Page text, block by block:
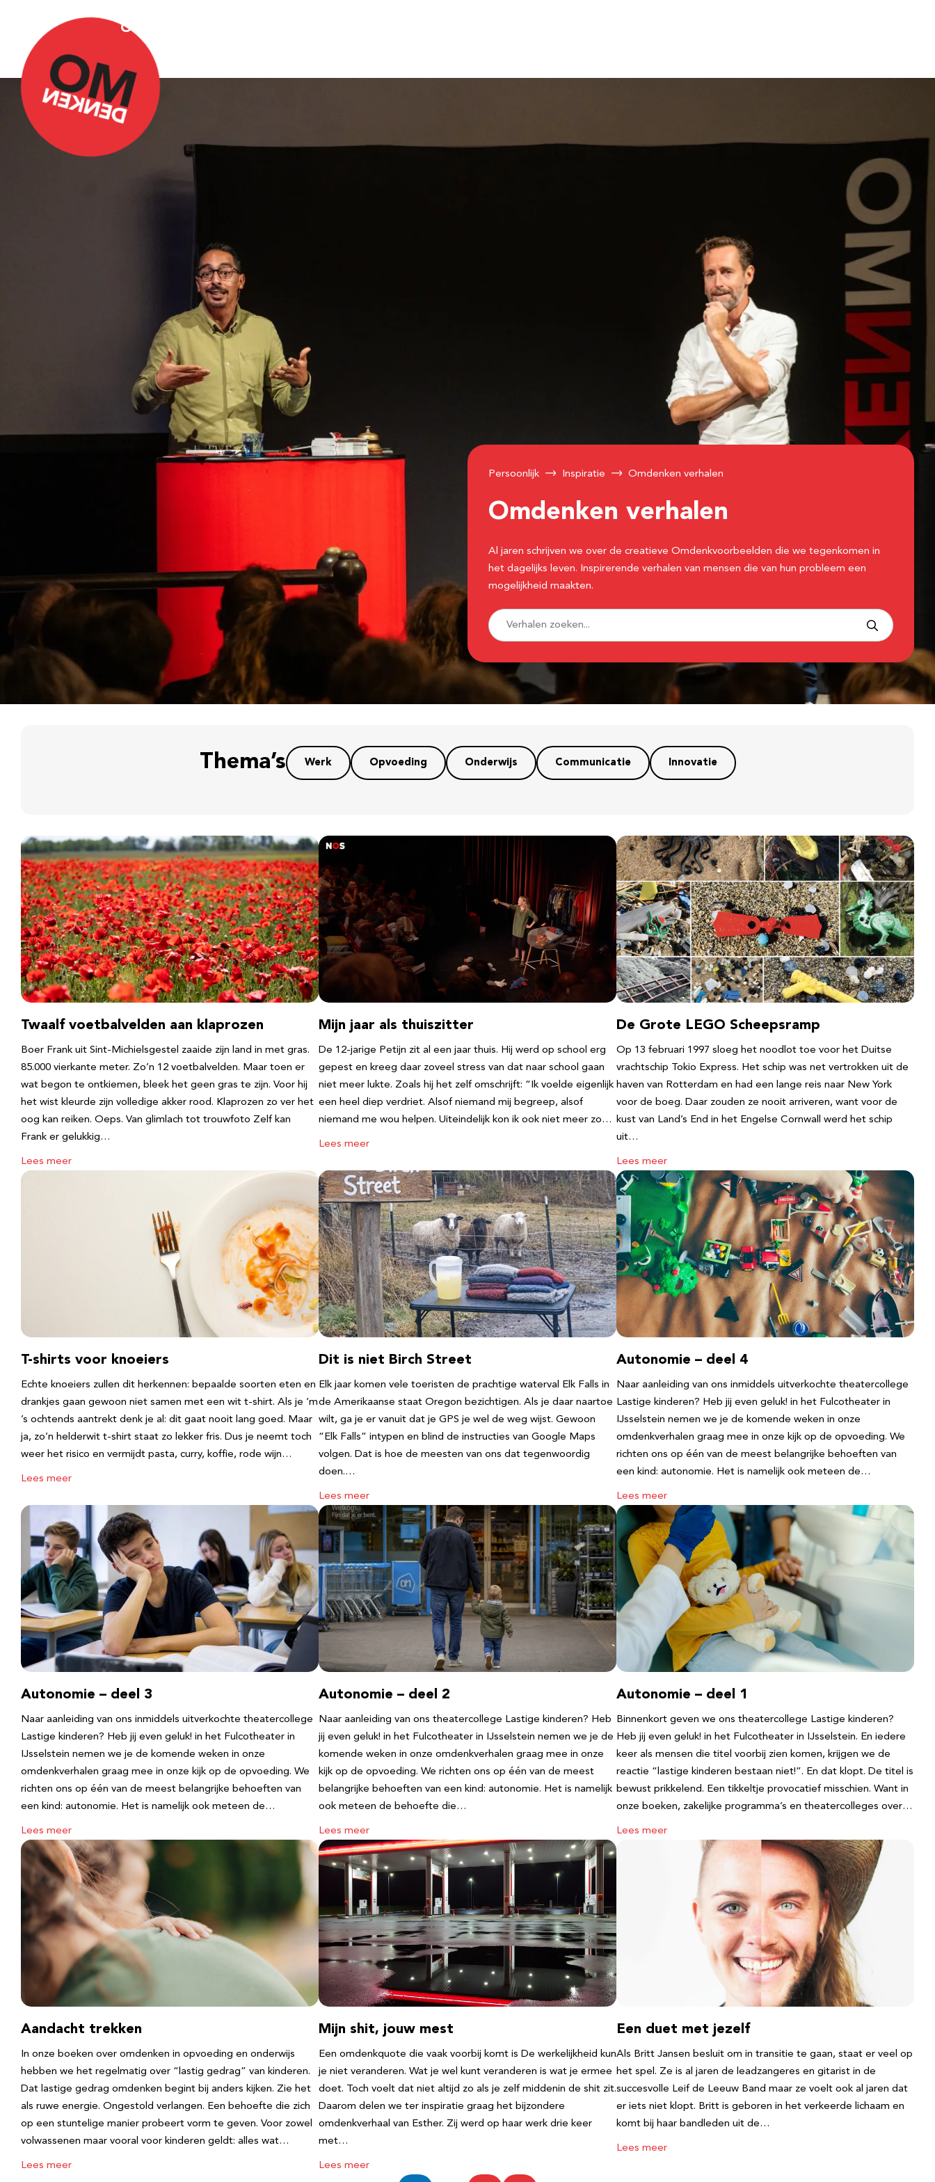
Over Omdenken
Persoonlijk Inspiratie Omdenken verhalen
Omdenken verhalen
Al jaren schrijven we over de creatieve Omdenkvoorbeelden die we tegenkomen in
het dagelijks leven. Inspirerende verhalen van mensen die van hun probleem een
mogelijkheid maakten.
Thema’s Werk Opvoeding Onderwijs Communicatie Innovatie
Twaalf voetbalvelden aan klaprozen
Boer Frank uit Sint-Michielsgestel zaaide zijn land in met gras.
85.000 vierkante meter. Zo’n 12 voetbalvelden. Maar toen er
wat begon te ontkiemen, bleek het geen gras te zijn. Voor hij
het wist kleurde zijn volledige akker rood. Klaprozen zo ver het
oog kan reiken. Oeps. Van glimlach tot trouwfoto Zelf kan
Frank er gelukkig…
Lees meer
Mijn jaar als thuiszitter
De 12-jarige Petijn zit al een jaar thuis. Hij werd op school erg
gepest en kreeg daar zoveel stress van dat naar school gaan
niet meer lukte. Zoals hij het zelf omschrijft: “Ik voelde eigenlijk
een heel diep verdriet. Alsof niemand mij begreep, alsof
niemand me wou helpen. Uiteindelijk kon ik ook niet meer zo…
Lees meer
De Grote LEGO Scheepsramp
Op 13 februari 1997 sloeg het noodlot toe voor het Duitse
vrachtschip Tokio Express. Het schip was net vertrokken uit de
haven van Rotterdam en had een lange reis naar New York
voor de boeg. Daar zouden ze nooit arriveren, want voor de
kust van Land’s End in het Engelse Cornwall werd het schip
uit…
Lees meer
T-shirts voor knoeiers
Echte knoeiers zullen dit herkennen: bepaalde soorten eten en
drankjes gaan gewoon niet samen met een wit t-shirt. Als je ‘m
’s ochtends aantrekt denk je al: dit gaat nooit lang goed. Maar
ja, zo’n helderwit t-shirt staat zo lekker fris. Dus je neemt toch
weer het risico en vermijdt pasta, curry, koffie, rode wijn…
Lees meer
Dit is niet Birch Street
Elk jaar komen vele toeristen de prachtige waterval Elk Falls in
de Amerikaanse staat Oregon bezichtigen. Als je daar naartoe
wilt, ga je er vanuit dat je GPS je wel de weg wijst. Gewoon
“Elk Falls” intypen en blind de instructies van Google Maps
volgen. Dat is hoe de meesten van ons dat tegenwoordig
doen.…
Lees meer
Autonomie – deel 4
Naar aanleiding van ons inmiddels uitverkochte theatercollege
Lastige kinderen? Heb jij even geluk! in het Fulcotheater in
IJsselstein nemen we je de komende weken in onze
omdenkverhalen graag mee in onze kijk op de opvoeding. We
richten ons op één van de meest belangrijke behoeften van
een kind: autonomie. Het is namelijk ook meteen de…
Lees meer
Autonomie – deel 3
Naar aanleiding van ons inmiddels uitverkochte theatercollege
Lastige kinderen? Heb jij even geluk! in het Fulcotheater in
IJsselstein nemen we je de komende weken in onze
omdenkverhalen graag mee in onze kijk op de opvoeding. We
richten ons op één van de meest belangrijke behoeften van
een kind: autonomie. Het is namelijk ook meteen de…
Lees meer
Autonomie – deel 2
Naar aanleiding van ons theatercollege Lastige kinderen? Heb
jij even geluk! in het Fulcotheater in IJsselstein nemen we je de
komende weken in onze omdenkverhalen graag mee in onze
kijk op de opvoeding. We richten ons op één van de meest
belangrijke behoeften van een kind: autonomie. Het is namelijk
ook meteen de behoefte die…
Lees meer
Autonomie – deel 1
Binnenkort geven we ons theatercollege Lastige kinderen?
Heb jij even geluk! in het Fulcotheater in IJsselstein. En iedere
keer als mensen die titel voorbij zien komen, krijgen we de
reactie “lastige kinderen bestaan niet!”. En dat klopt. De titel is
bewust prikkelend. Een tikkeltje provocatief misschien. Want in
onze boeken, zakelijke programma’s en theatercolleges over…
Lees meer
Aandacht trekken
In onze boeken over omdenken in opvoeding en onderwijs
hebben we het regelmatig over “lastig gedrag” van kinderen.
Dat lastige gedrag omdenken begint bij anders kijken. Zie het
als ruwe energie. Ongestold verlangen. Een behoefte die zich
op een stuntelige manier probeert vorm te geven. Voor zowel
volwassenen maar vooral voor kinderen geldt: alles wat…
Lees meer
Mijn shit, jouw mest
Een omdenkquote die vaak voorbij komt is De werkelijkheid kun
je niet veranderen. Wat je wel kunt veranderen is wat je ermee
doet. Toch voelt dat niet altijd zo als je zelf middenin de shit zit.
Daarom delen we ter inspiratie graag het bijzondere
omdenkverhaal van Esther. Zij werd op haar werk drie keer
met…
Lees meer
Een duet met jezelf
Als Britt Jansen besluit om in transitie te gaan, staat er veel op
het spel. Ze is al jaren de leadzangeres en gitarist in de
succesvolle Leif de Leeuw Band maar ze voelt ook al jaren dat
er iets niet klopt. Britt is geboren in het verkeerde lichaam en
komt bij haar bandleden uit de…
Lees meer